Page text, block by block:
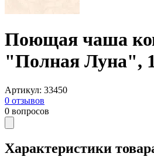
Поющая чаша
"Полная Луна",
Артикул: 33450
0 отзывов
0 вопросов
Характеристики